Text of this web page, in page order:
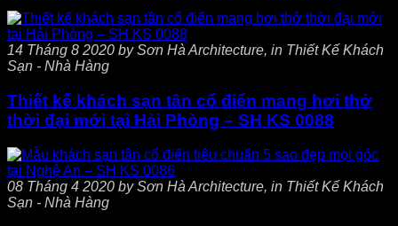
14 Tháng 8 2020 by Sơn Hà Architecture, in Thiết Kế Khách
Sạn - Nhà Hàng
Thiết kế khách sạn tân cổ điển mang hơi thở
thời đại mới tại Hải Phòng – SH KS 0088
08 Tháng 4 2020 by Sơn Hà Architecture, in Thiết Kế Khách
Sạn - Nhà Hàng